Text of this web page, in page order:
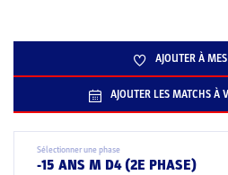
AJOUTER À
AJOUTER LES MATCHS À
Sélectionner une phase
-15 ANS M D4 (2E PHASE)